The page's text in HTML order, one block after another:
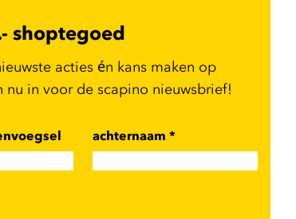
shoptegoed
acties én kans maken op
in voor de scapino nieuwsbrief!
achternaam*